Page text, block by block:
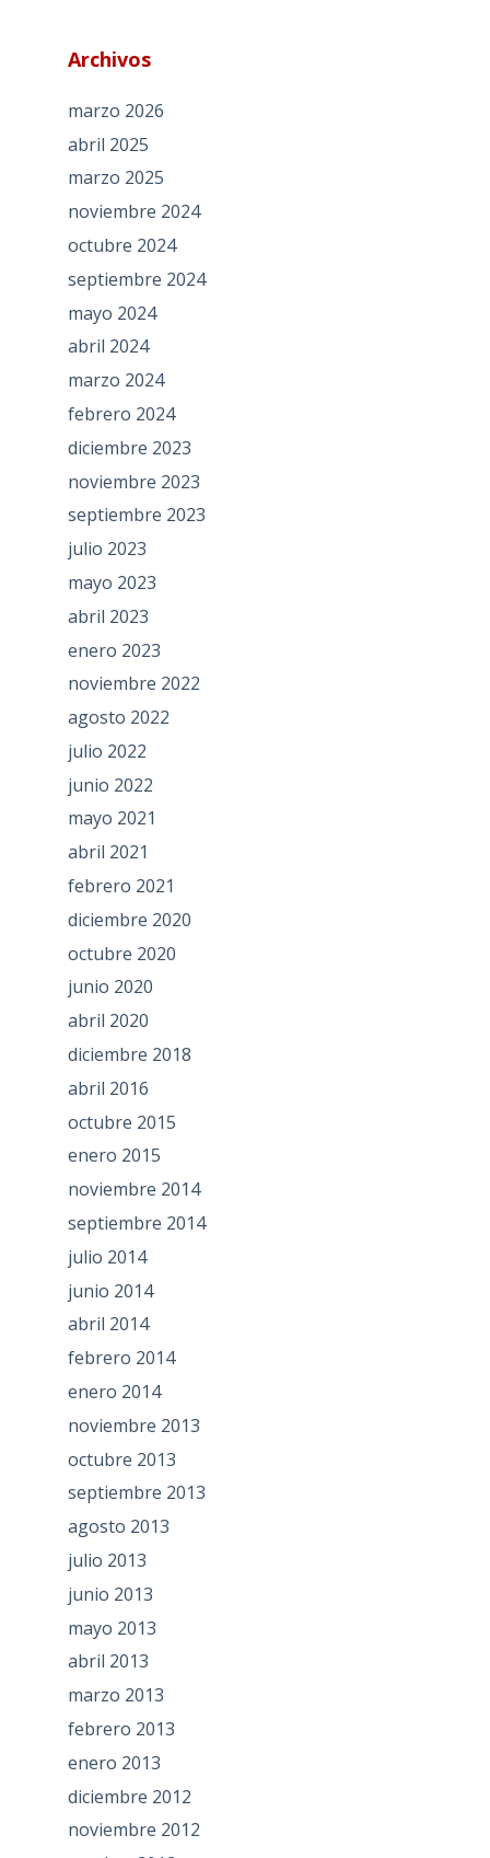
Archivos
marzo 2026
abril 2025
marzo 2025
noviembre 2024
octubre 2024
septiembre 2024
mayo 2024
abril 2024
marzo 2024
febrero 2024
diciembre 2023
noviembre 2023
septiembre 2023
julio 2023
mayo 2023
abril 2023
enero 2023
noviembre 2022
agosto 2022
julio 2022
junio 2022
mayo 2021
abril 2021
febrero 2021
diciembre 2020
octubre 2020
junio 2020
abril 2020
diciembre 2018
abril 2016
octubre 2015
enero 2015
noviembre 2014
septiembre 2014
julio 2014
junio 2014
abril 2014
febrero 2014
enero 2014
noviembre 2013
octubre 2013
septiembre 2013
agosto 2013
julio 2013
junio 2013
mayo 2013
abril 2013
marzo 2013
febrero 2013
enero 2013
diciembre 2012
noviembre 2012